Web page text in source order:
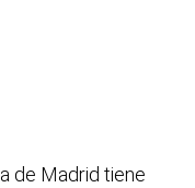
de Madrid tiene